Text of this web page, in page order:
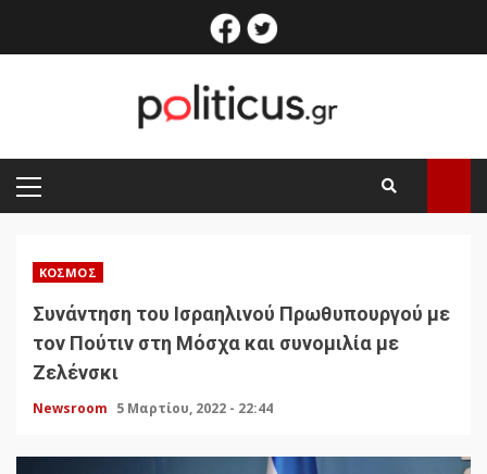
facebook
PRIMARY
MENU
ΚΌΣΜΟΣ
Συνάντηση του Ισραηλινού Πρωθυπουργού με
τον Πούτιν στη Μόσχα και συνομιλία με
Ζελένσκι
Newsroom 5 Μαρτίου, 2022 - 22:44